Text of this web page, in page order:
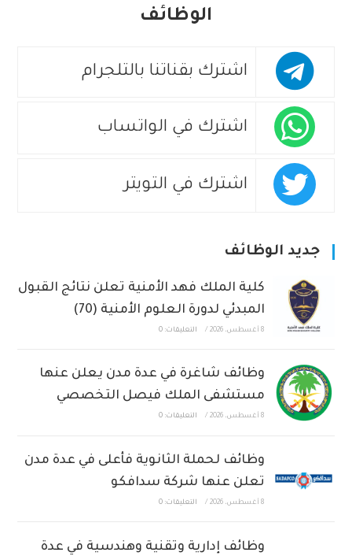
الوظائف
اشترك بقناتنا بالتلجرام
اشترك في الواتساب
اشترك في التويتر
جديد الوظائف
كلية الملك فهد الأمنية تعلن نتائج القبول
المبدئي لدورة العلوم الأمنية (70)
8 أغسطس، 2026 / التعليقات: 0
وظائف شاغرة في عدة مدن يعلن عنها
مستشفى الملك فيصل التخصصي
8 أغسطس، 2026 / التعليقات: 0
وظائف لحملة الثانوية فأعلى في عدة مدن
تعلن عنها شركة سدافكو
8 أغسطس، 2026 / التعليقات: 0
وظائف إدارية وتقنية وهندسية في عدة